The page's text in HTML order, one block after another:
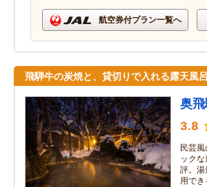
航空券付プラン一覧へ
飛騨牛の炭焼と、貸切りで入れる露天風
奥
3.8
民芸
ック
評。湯
用で